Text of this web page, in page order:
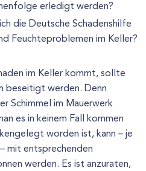
erledigt werden?
die Deutsche Schadenshilfe
Feuchteproblemen im Keller?
im Keller kommt, sollte
beseitigt werden. Denn
Schimmel im Mauerwerk
es in keinem Fall kommen
worden ist, kann – je
mit entsprechenden
werden. Es ist anzuraten,